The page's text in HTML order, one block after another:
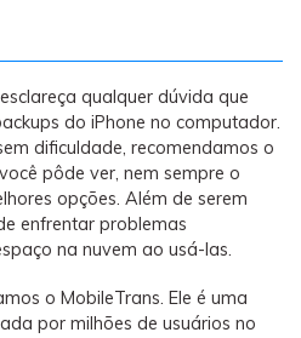
qualquer dúvida que
do iPhone no computador.
dificuldade, recomendamos o
pôde ver, nem sempre o
opções. Além de serem
enfrentar problemas
na nuvem ao usá-las.
o MobileTrans. Ele é uma
por milhões de usuários no